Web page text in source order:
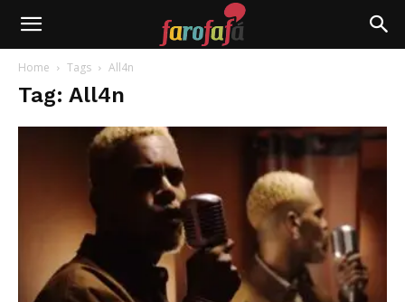
Farofafá
Home Tags All4n
Tag: All4n